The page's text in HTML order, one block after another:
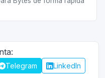
Telegram
LinkedIn